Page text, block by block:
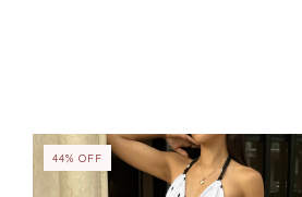
44% OFF